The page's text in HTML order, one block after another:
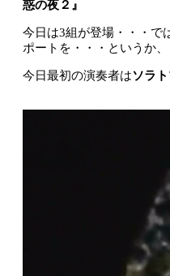
惑の夜２』
今日は3組が登場・・・で
ポートを・・・というか
今日最初の演奏者はソラ